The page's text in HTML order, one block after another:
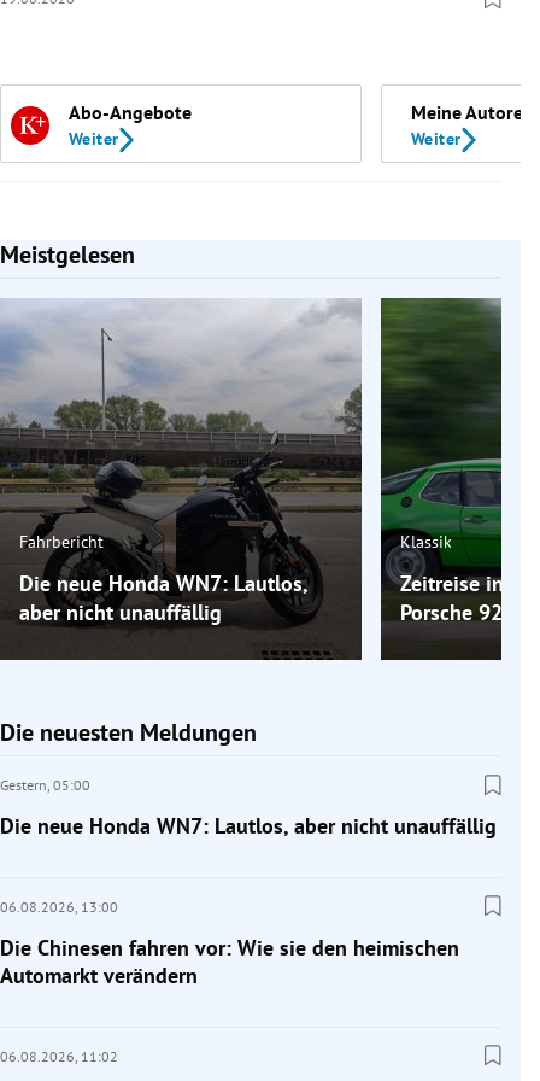
Abo-Angebote
Weiter
Meine Autoren
Weiter
Meistgelesen
Slide 1 von 7
Fahrbericht
Die neue Honda WN7: Lautlos,
aber nicht unauffällig
Klassik
Zeitreise ins
Porsche 924
Die neuesten Meldungen
Gestern, 05:00
Die neue Honda WN7: Lautlos, aber nicht unauffällig
06.08.2026, 13:00
Die Chinesen fahren vor: Wie sie den heimischen
Automarkt verändern
06.08.2026, 11:02